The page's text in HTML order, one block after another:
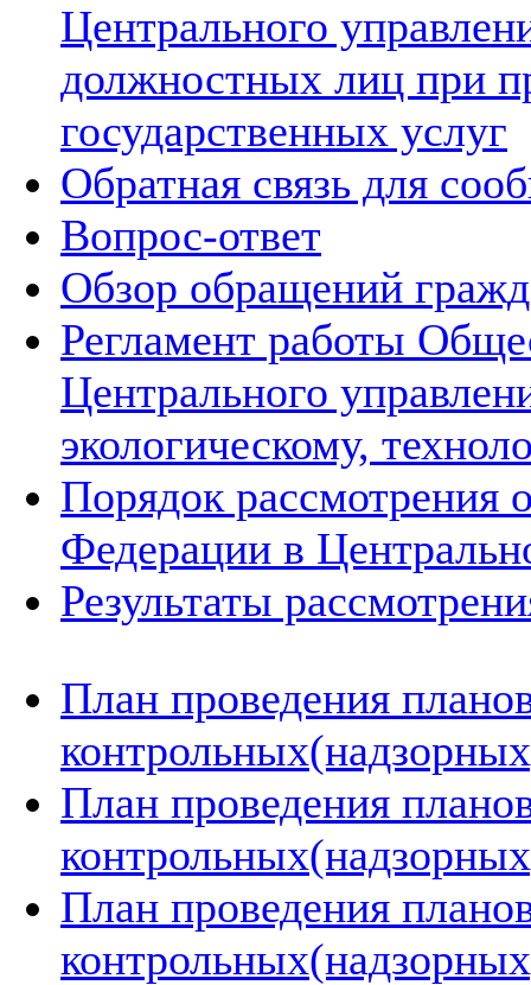
Центрального
должностных лиц при
государственных услуг
Обратная связь для
Вопрос-ответ
Обзор обращений
Регламент работы
Центрального
экологическому,
Порядок рассмотрения
Федерации в
Результаты
План проведения
План проведения
План проведения